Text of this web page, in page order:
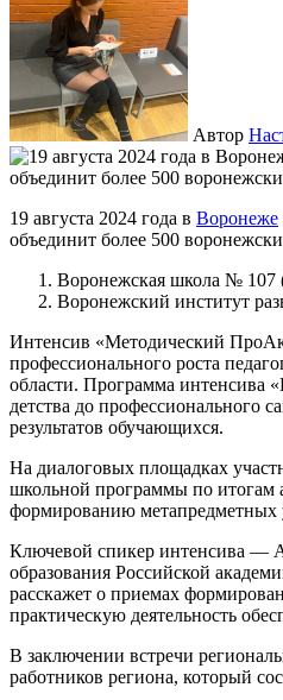
Автор
19 августа 2024 года в Воронеже
объединит более 500
Воронежская школа № 107
Воронежский институт
Интенсив «Методический
профессионального роста
области. Программа интенсива
детства до профессионального
результатов обучающихся.
На диалоговых площадках
школьной программы по итогам
формированию метапредметных
Ключевой спикер интенсива —
образования Российской
расскажет о приемах
практическую деятельность
В заключении встречи
работников региона, который